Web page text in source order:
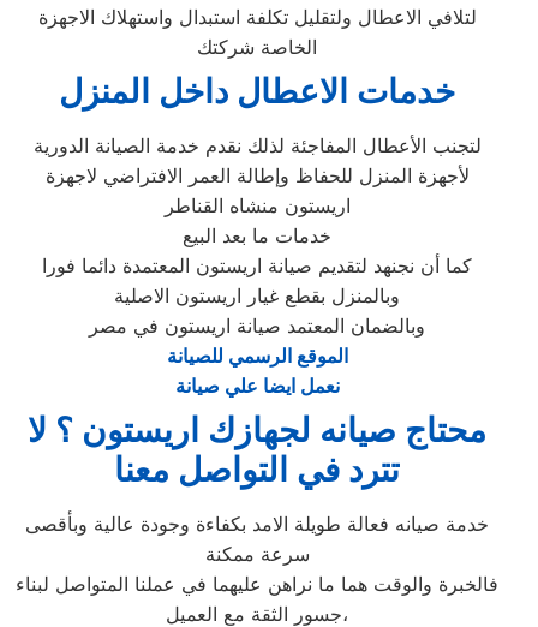
لتلافي الاعطال ولتقليل تكلفة استبدال واستهلاك الاجهزة
الخاصة شركتك
خدمات الاعطال داخل المنزل
لتجنب الأعطال المفاجئة لذلك نقدم خدمة الصيانة الدورية
لأجهزة المنزل للحفاظ وإطالة العمر الافتراضي لاجهزة
اريستون منشاه القناطر
خدمات ما بعد البيع
كما أن نجنهد لتقديم صيانة اريستون المعتمدة دائما فورا
وبالمنزل بقطع غيار اريستون الاصلية
وبالضمان المعتمد صيانة اريستون في مصر
الموقع الرسمي للصيانة
نعمل ايضا علي صيانة
محتاج صيانه لجهازك اريستون ؟ لا
تترد في التواصل معنا
خدمة صيانه فعالة طويلة الامد بكفاءة وجودة عالية وبأقصى
سرعة ممكنة
فالخبرة والوقت هما ما نراهن عليهما في عملنا المتواصل لبناء
جسور الثقة مع العميل،